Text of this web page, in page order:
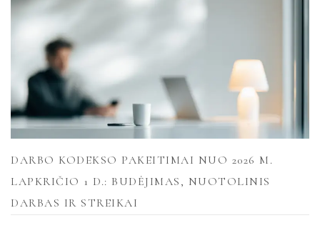
DARBO KODEKSO PAKEITIMAI NUO 2026 M.
LAPKRIČIO 1 D.: BUDĖJIMAS, NUOTOLINIS
DARBAS IR STREIKAI